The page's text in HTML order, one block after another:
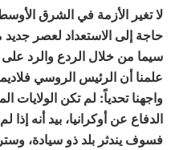
لا تغير الأزمة في الشرق
حاجة إلى الاستعداد لعصر جديد
سيما من خلال الردع والرد
علمنا أن الرئيس الروسي
واجهنا تحدياً: لم تكن الولايات
الدفاع عن أوكرانيا، بيد أنه
فسوف يندثر بلد ذو سيادة،